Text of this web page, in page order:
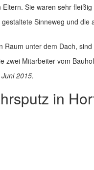
Sie waren sehr
Sinneweg und
Raum unter dem Dach,
zwei Mitarbeiter vom
2015.
in